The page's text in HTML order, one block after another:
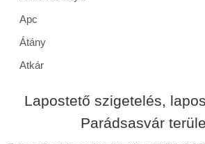
Apc
Átány
Atkár
Bátor
Lapostető szigetelés,
Parádsasvár